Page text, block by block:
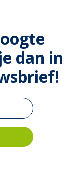
dan in